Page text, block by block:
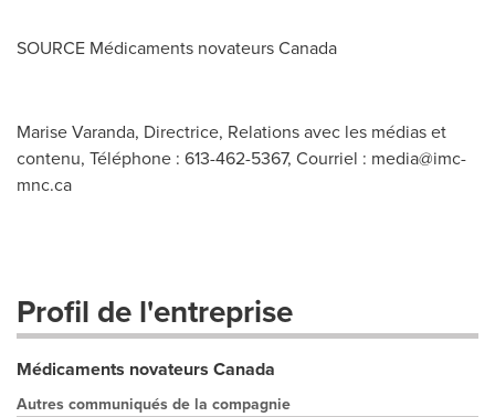
SOURCE Médicaments novateursCanada
Marise Varanda, Directrice, Relations avec les médias et
contenu, Téléphone : 613-462-5367, Courriel : media@imc-
mnc.ca
Profil de l'entreprise
Médicaments novateurs Canada
Autres communiqués de la compagnie